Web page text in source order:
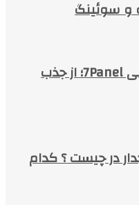
و سوئینگ
خدمات شبکه‌های اجتماعی 7Panel؛ از جذب
در چیست ؟ کدام